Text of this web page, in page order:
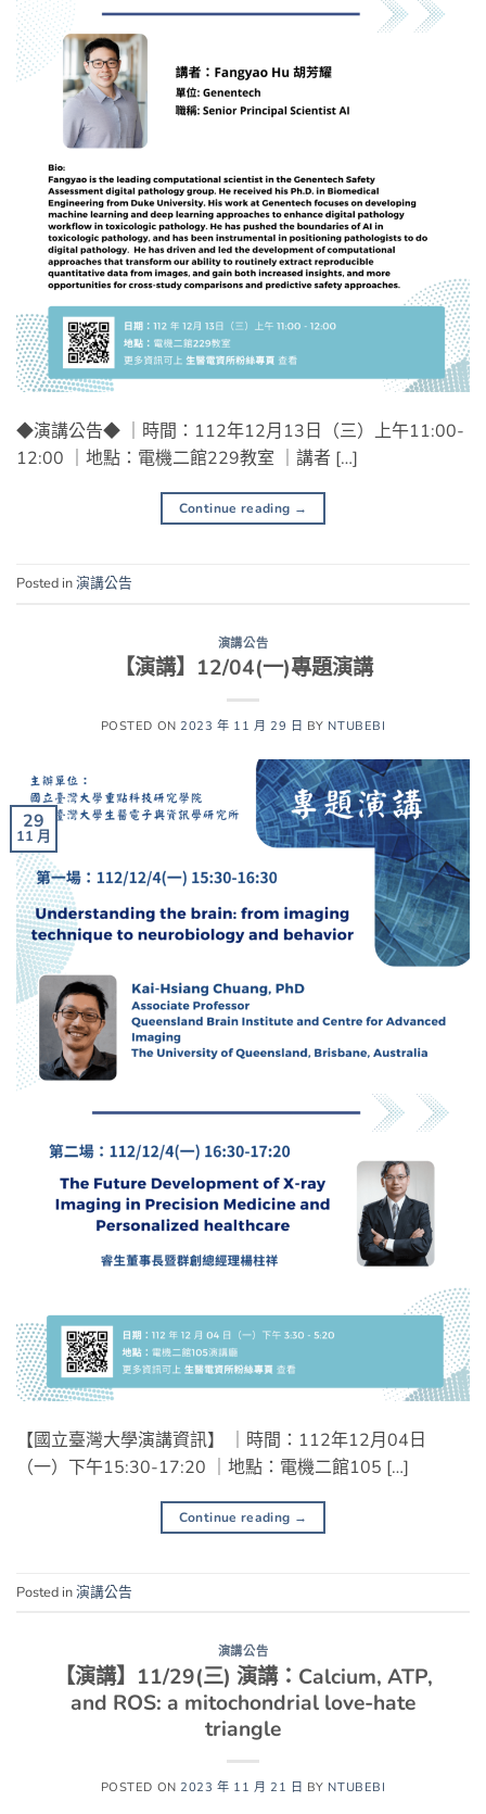
◆演講公告◆ ｜時間：112年12月13日（三）上午11:00-
12:00 ｜地點：電機二館229教室 ｜講者 […]
Continue reading →
Posted in演講公告
演講公告
【演講】12/04(一)專題演講
POSTED ON 2023 年 11 月 29 日 BY NTUBEBI
29
11 月
【國立臺灣大學演講資訊】 ｜時間：112年12月04日
（一）下午15:30-17:20 ｜地點：電機二館105 […]
Continue reading →
Posted in演講公告
演講公告
【演講】11/29(三) 演講：Calcium, ATP,
and ROS: a mitochondrial love-hate
triangle
POSTED ON 2023 年 11 月 21 日 BY NTUBEBI